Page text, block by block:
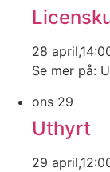
28
Se mer på:
ons 29
Uthyrt
29